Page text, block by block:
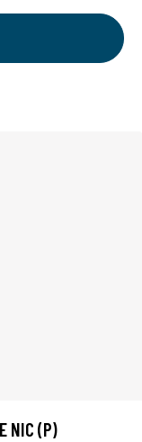
NIC (P)